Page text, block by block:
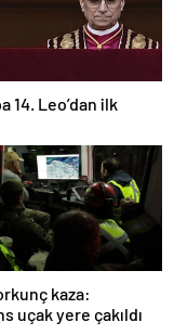
14. Leo’dan ilk
kaza:
uçak yere çakıldı